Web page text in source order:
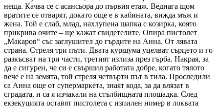
неща. Качва се с асансьора до първия етаж. Веднага щом
вратите се отварят, докато още е в кабината, вижда мъж и
жена. Той е слаб, млад, нахлупена шапка с козирка, която
прикрива очите – ще кажат свидетелите. Опира пистолет
„Макаров“ със заглушител до гърдите на Анна. От лявата
страна. Стреля три пъти. Двата куршума уцелват сърцето и го
разкъсват на три части, третият излиза през гърба. Накрая, за
да е сигурен, че си е свършил работата добре, когато тялото
вече е на земята, той стреля четвърти път в тила. Проследили
са Анна още от супермаркета, знаят кода, за да влязат в
сградата, и са я изчакали на стълбищната площадка. След
екзекуцията оставят пистолета с изпилен номер в локвата